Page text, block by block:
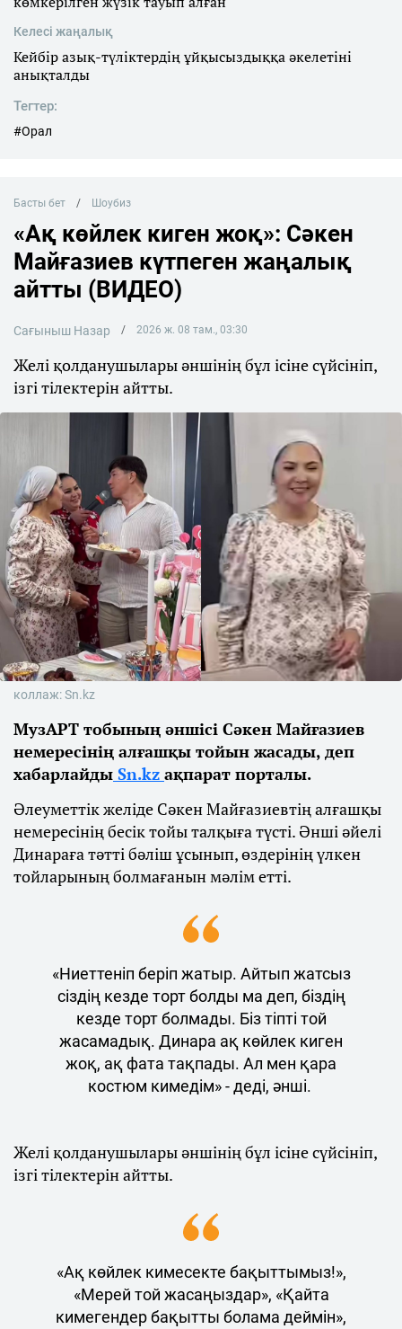
Келесі жаңалық
Кейбір азық-түліктердің ұйқысыздыққа әкелетіні
анықталды
Тегтер:
#Орал
Басты бет Шоубиз
«Ақ көйлек киген жоқ»: Сәкен
Майғазиев күтпеген жаңалық
айтты (ВИДЕО)
Сағыныш Назар 2026 ж. 08 там., 03:30
Желі қолданушылары әншінің бұл ісіне сүйсініп,
ізгі тілектерін айтты.
коллаж: Sn.kz
МузАРТ тобының әншісі Сәкен Майғазиев
немересінің алғашқы тойын жасады, деп
хабарлайды Sn.kz ақпарат порталы.
Әлеуметтік желіде Сәкен Майғазиевтің алғашқы
немересінің бесік тойы талқыға түсті. Әнші әйелі
Динараға тәтті бәліш ұсынып, өздерінің үлкен
тойларының болмағанын мәлім етті.
«Ниеттеніп беріп жатыр. Айтып жатсыз
сіздің кезде торт болды ма деп, біздің
кезде торт болмады. Біз тіпті той
жасамадық. Динара ақ көйлек киген
жоқ, ақ фата тақпады. Ал мен қара
костюм кимедім» - деді, әнші.
Желі қолданушылары әншінің бұл ісіне сүйсініп,
ізгі тілектерін айтты.
«Ақ көйлек кимесекте бақыттымыз!»,
«Мерей той жасаңыздар», «Қайта
кимегендер бақытты болама деймін»,